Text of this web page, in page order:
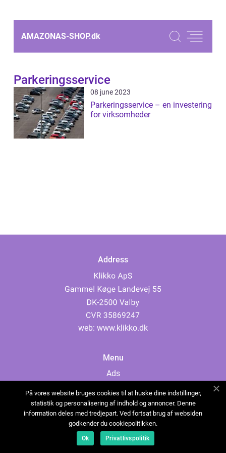
AMAZONAS-SHOP.dk
Parkeringsservice
08 june 2023
Parkeringsservice – en investering
for virksomheder
Address
web: www.klikko.dk
Menu
Ads
Cookies
Contact
Sitemap
På vores website bruges cookies til at huske dine indstillinger,
statistik og personalisering af indhold og annoncer. Denne
information deles med tredjepart. Ved fortsat brug af websiden
godkender du cookiepolitikken.
Ok Privatlivspolitik